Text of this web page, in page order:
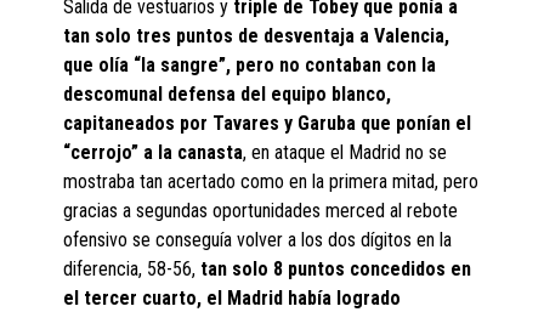
Salida de vestuarios y triple de Tobey que ponía a
tan solo tres puntos de desventaja a Valencia,
que olía “la sangre”, pero no contaban con la
descomunal defensa del equipo blanco,
capitaneados por Tavares y Garuba que ponían el
“cerrojo” a la canasta, en ataque el Madrid no se
mostraba tan acertado como en la primera mitad, pero
gracias a segundas oportunidades merced al rebote
ofensivo se conseguía volver a los dos dígitos en la
diferencia, 58-56, tan solo 8 puntos concedidos en
el tercer cuarto, el Madrid había logrado